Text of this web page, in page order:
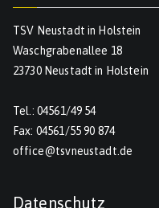
TSV Neustadt in Holstein
Waschgrabenallee 18
23730 Neustadt in Holstein
Tel.: 04561/49 54
Fax: 04561/55 90 874
office@tsvneustadt.de
Datenschutz